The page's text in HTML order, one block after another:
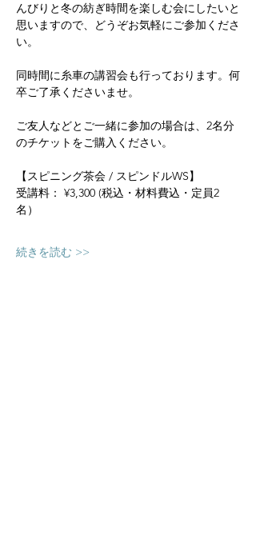
んびりと冬の紡ぎ時間を楽しむ会にしたいと
思いますので、どうぞお気軽にご参加くださ
い。
同時間に糸車の講習会も行っております。何
卒ご了承くださいませ。
ご友人などとご一緒に参加の場合は、2名分
のチケットをご購入ください。
【スピニング茶会 / スピンドルWS】
受講料： ¥3,300 (税込・材料費込・定員2
名）
続きを読む >>